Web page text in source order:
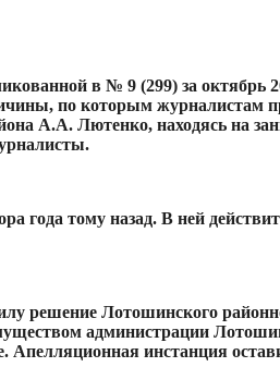
в № 9 (299) за
по которым журналистам
А.А. Лютенко, находясь на
года тому назад. В ней
решение Лотошинского
администрации
инстанция